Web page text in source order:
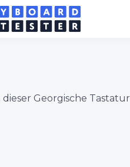
dieser Georgische